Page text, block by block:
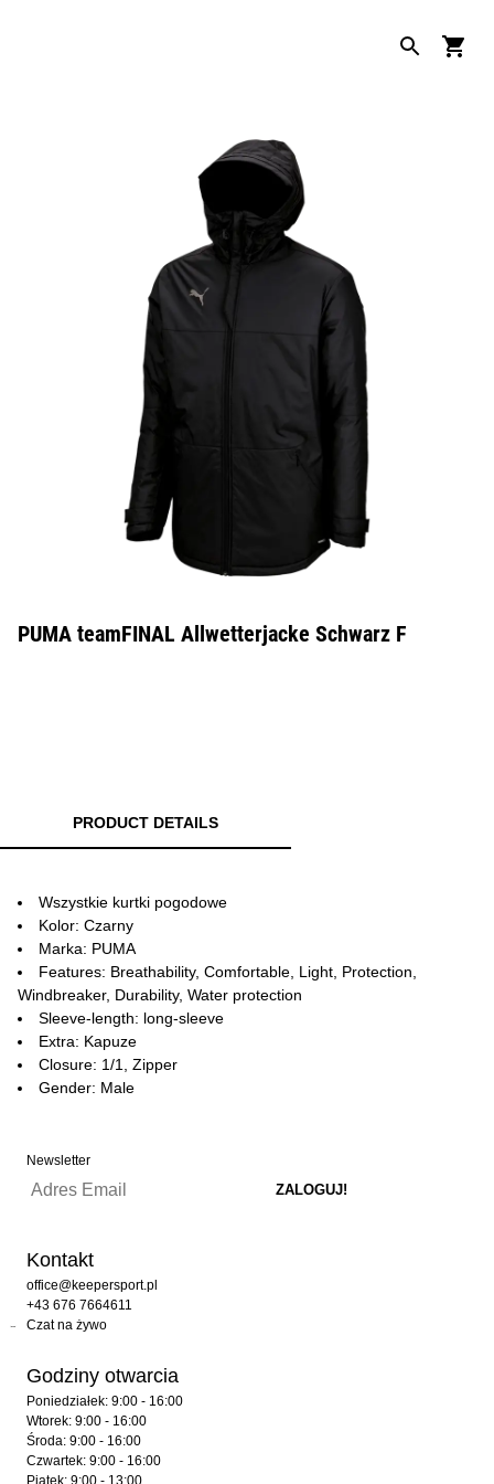
PUMA teamFINAL Allwetterjacke Schwarz F
PRODUCT DETAILS
Wszystkie kurtki pogodowe
Kolor: Czarny
Marka: PUMA
Features: Breathability, Comfortable, Light, Protection,
Windbreaker, Durability, Water protection
Sleeve-length: long-sleeve
Extra: Kapuze
Closure: 1/1, Zipper
Gender: Male
Newsletter
Kontakt
office@keepersport.pl
+43 676 7664611
Czat na żywo
Godziny otwarcia
Poniedziałek: 9:00 - 16:00
Wtorek: 9:00 - 16:00
Środa: 9:00 - 16:00
Czwartek: 9:00 - 16:00
Piątek: 9:00 - 13:00